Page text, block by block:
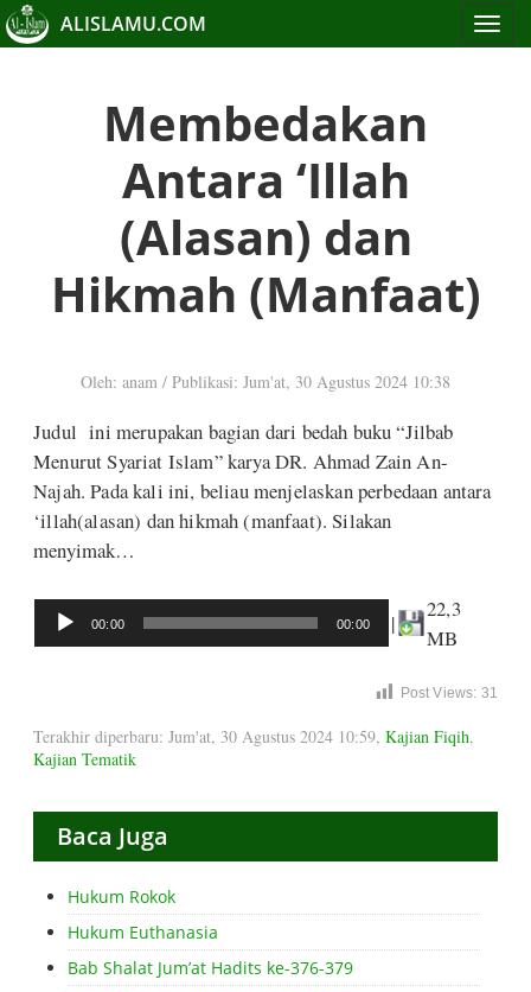
Toggle
ALISLAMU.COM
Membedakan
Antara ‘Illah
(Alasan) dan
Hikmah (Manfaat)
Oleh: anam / Publikasi: Jum'at, 30 Agustus 2024 10:38
Judul ini merupakan bagian dari bedah buku “Jilbab
Menurut Syariat Islam” karya DR. Ahmad Zain An-
Najah. Pada kali ini, beliau menjelaskan perbedaan antara
‘illah(alasan) dan hikmah (manfaat). Silakan
menyimak…
Audio
Player
00:00 00:00 |
22,3
MB
Post Views: 31
Terakhir diperbaru: Jum'at, 30 Agustus 2024 10:59, Kajian Fiqih,
Kajian Tematik
Baca Juga
Hukum Rokok
Hukum Euthanasia
Bab Shalat Jum’at Hadits ke-376-379